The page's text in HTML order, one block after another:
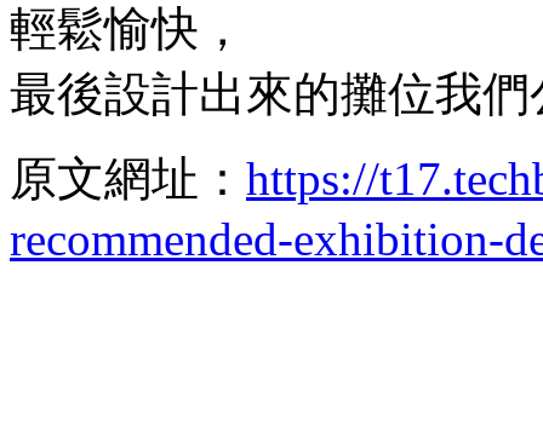
輕鬆愉快，
最後設計出來的攤位我
原文網址： https://
recommended-exhibition-